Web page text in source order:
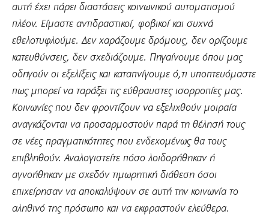
αυτή έχει πάρει διαστάσεις κοινωνικού αυτοματισμού
πλέον. Είμαστε αντιδραστικοί, φοβικοί και συχνά
εθελοτυφλούμε. Δεν χαράζουμε δρόμους, δεν ορίζουμε
κατευθύνσεις, δεν σχεδιάζουμε. Πηγαίνουμε όπου μας
οδηγούν οι εξελίξεις και καταπνίγουμε ό,τι υποπτευόμαστε
πως μπορεί να ταράξει τις εύθραυστες ισορροπίες μας.
Κοινωνίες που δεν φροντίζουν να εξελιχθούν μοιραία
αναγκάζονται να προσαρμοστούν παρά τη θέλησή τους
σε νέες πραγματικότητες που ενδεχομένως θα τους
επιβληθούν. Αναλογιστείτε πόσο λοιδορήθηκαν ή
αγνοήθηκαν με σχεδόν τιμωρητική διάθεση όσοι
επιχείρησαν να αποκαλύψουν σε αυτή την κοινωνία το
αληθινό της πρόσωπο και να εκφραστούν ελεύθερα.